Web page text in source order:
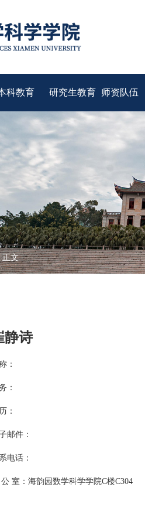
科教育 研究生教育 师资队伍
文
静诗
：
：
：
邮件：
电话：
公 室：海韵园数学科学学院C楼C304